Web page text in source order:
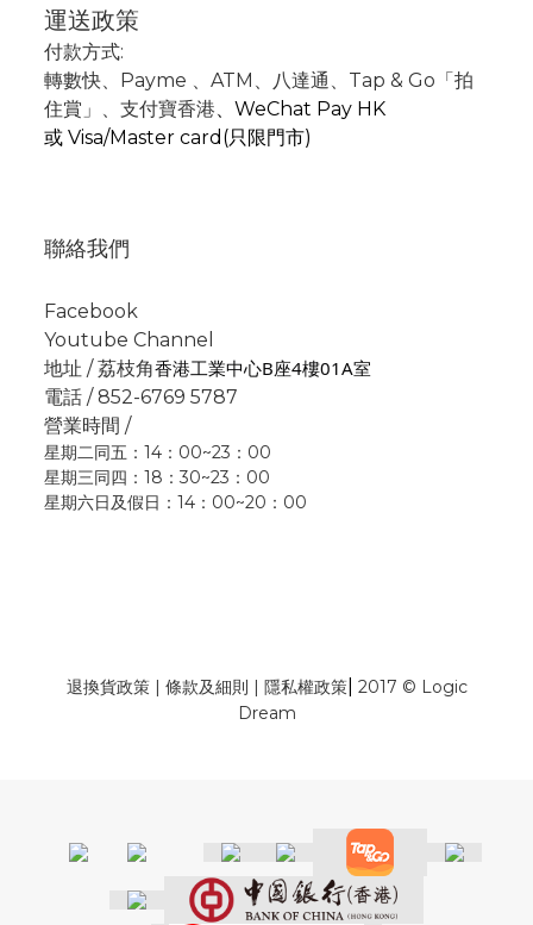
運送政策
付款方式:
轉數快、Payme 、 ATM 、
八達通、Tap & Go「拍
住賞」 、支付寶香港、 WeChat Pay HK
或 Visa/Master card(只限門市)
聯絡我們
Facebook
Youtube Channel
地址 / 荔枝角香港工業中心B座4樓01A室
電話 / 852-6769 5787
營業時間 /
星期二同五：14：00~23：00
星期三同四：18：30~23：00
星期六日及假日：14：00~20：00
退換貨政策| 條款及細則 | 隱私權政策| 2017 © Logic
Dream